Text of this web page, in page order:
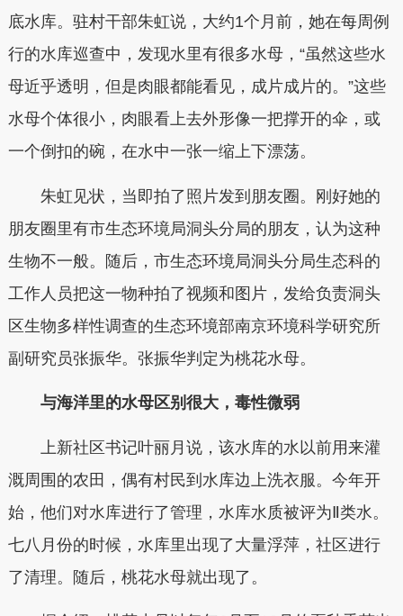
底水库。驻村干部朱虹说，大约1个月前，她在每周例
行的水库巡查中，发现水里有很多水母，“虽然这些水
母近乎透明，但是肉眼都能看见，成片成片的。”这些
水母个体很小，肉眼看上去外形像一把撑开的伞，或
一个倒扣的碗，在水中一张一缩上下漂荡。
朱虹见状，当即拍了照片发到朋友圈。刚好她的
朋友圈里有市生态环境局洞头分局的朋友，认为这种
生物不一般。随后，市生态环境局洞头分局生态科的
工作人员把这一物种拍了视频和图片，发给负责洞头
区生物多样性调查的生态环境部南京环境科学研究所
副研究员张振华。张振华判定为桃花水母。
与海洋里的水母区别很大，毒性微弱
上新社区书记叶丽月说，该水库的水以前用来灌
溉周围的农田，偶有村民到水库边上洗衣服。今年开
始，他们对水库进行了管理，水库水质被评为Ⅱ类水。
七八月份的时候，水库里出现了大量浮萍，社区进行
了清理。随后，桃花水母就出现了。